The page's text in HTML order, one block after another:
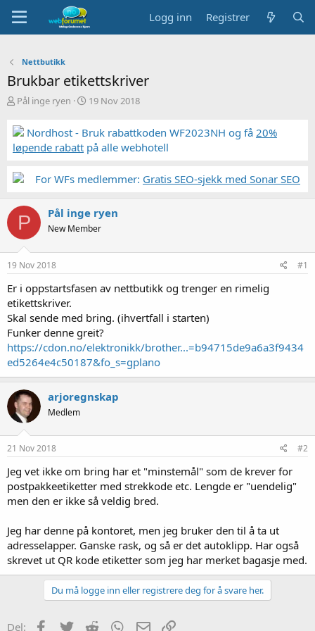
Logg inn Registrer
Nettbutikk
Brukbar etikettskriver
T
å
d
s
a
e
r
Pål inge ryen
S
r
t
a
19 Nov 2018
Nordhost - Bruk rabattkoden WF2023NH og få 20%
løpende rabatt på alle webhotell
For WFs medlemmer: Gratis SEO-sjekk med Sonar SEO
P Pål inge ryen
New Member
19 Nov 2018 #1
Er i oppstartsfasen av nettbutikk og trenger en rimelig
etikettskriver.
Skal sende med bring. (ihvertfall i starten)
Funker denne greit?
https://cdon.no/elektronikk/brother...=b94715de9a6a3f9434
ed5264e4c50187&fo_s=gplano
arjoregnskap
Medlem
21 Nov 2018 #2
Jeg vet ikke om bring har et "minstemål" som de krever for
postpakkeetiketter med strekkode etc. Lengde er "uendelig"
men den er ikke så veldig bred.
Jeg har denne på kontoret, men jeg bruker den til å ta ut
adresselapper. Ganske rask, og så er det autoklipp. Har også
skrevet ut QR kode etiketter som jeg har merket bagasje med.
Du må logge inn eller registrere deg for å svare her.
Del: Facebook
Twitter Reddit WhatsApp
E-post